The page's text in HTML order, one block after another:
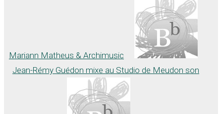
Mariann Matheus & Archimusic
Jean-Rémy Guédon mixe au Studio de Meudon son